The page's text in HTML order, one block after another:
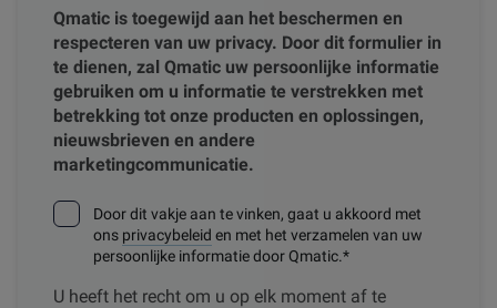
Qmatic is toegewijd aan het beschermen en
respecteren van uw privacy. Door dit formulier in
te dienen, zal Qmatic uw persoonlijke informatie
gebruiken om u informatie te verstrekken met
betrekking tot onze producten en oplossingen,
nieuwsbrieven en andere
marketingcommunicatie.
Door dit vakje aan te vinken, gaat u akkoord met
ons privacybeleid en met het verzamelen van uw
persoonlijke informatie door Qmatic.*
U heeft het recht om u op elk moment af te